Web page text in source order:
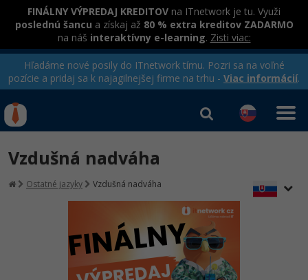
FINÁLNY VÝPREDAJ KREDITOV na ITnetwork je tu. Využi
poslednú šancu a získaj až 80 % extra kreditov ZADARMO
na náš interaktívny e-learning. Zisti viac:
Hľadáme nové posily do ITnetwork tímu. Pozri sa na voľné
pozície a pridaj sa k najagilnejšej firme na trhu - Viac informácií.
hradené úradom práce
Kurzy programovania
Ako začať?
-80%
Prihlásiť sa |Registrovať
Vzdušná nadváha
Ostatné jazyky Vzdušná nadváha